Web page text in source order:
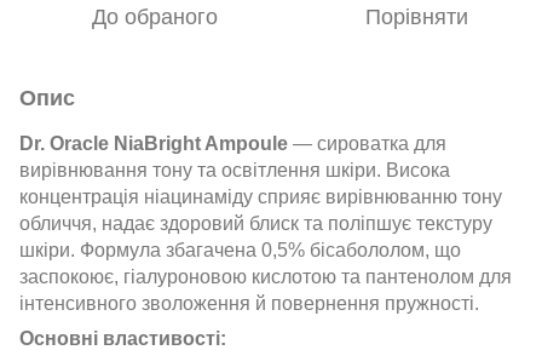
До обраного Порівняти
Опис
Dr. Oracle NiaBright Ampoule — сироватка для
вирівнювання тону та освітлення шкіри. Висока
концентрація ніацинаміду сприяє вирівнюванню тону
обличчя, надає здоровий блиск та поліпшує текстуру
шкіри. Формула збагачена 0,5% бісабололом, що
заспокоює, гіалуроновою кислотою та пантенолом для
інтенсивного зволоження й повернення пружності.
Основні властивості: